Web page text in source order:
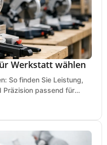
Werkstatt wählen
So finden Sie Leistung,
passend für